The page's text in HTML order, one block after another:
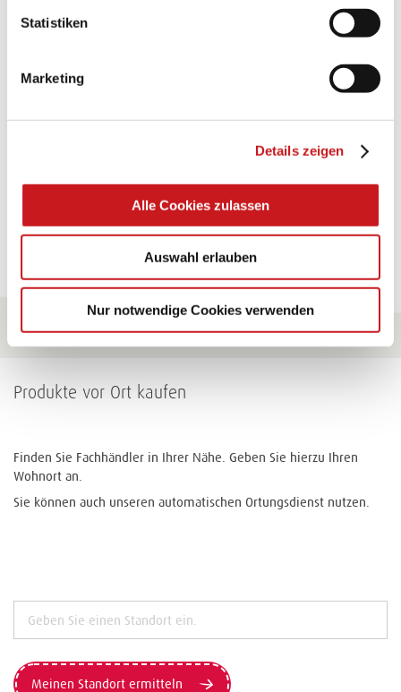
Statistiken
Marketing
Details zeigen
Alle Cookies zulassen
Auswahl erlauben
Nur notwendige Cookies verwenden
Glänzende Ideen mit wasserfestem Papier. Perfekt zu
Verwendungen.
Zu allen Tipps
Produkte vor Ort kaufen
Finden Sie Fachhändler in Ihrer Nähe. Geben Sie hierzu Ihren
Wohnort an.
Sie können auch unseren automatischen Ortungsdienst nutzen.
Meinen Standort ermitteln